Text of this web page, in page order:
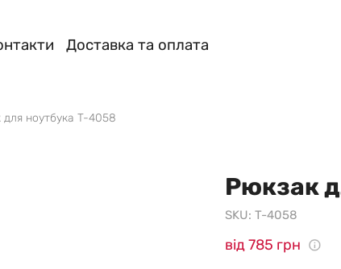
Доставка та оплата
для ноутбука T-4058
Рюкзак
SKU: T-4058
від 785 грн